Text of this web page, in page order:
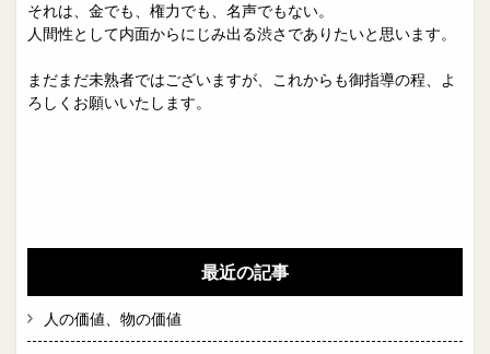
それは、金でも、権力でも、名声でもない。
人間性として内面からにじみ出る渋さでありたいと思います。
まだまだ未熟者ではございますが、これからも御指導の程、よ
ろしくお願いいたします。
最近の記事
人の価値、物の価値